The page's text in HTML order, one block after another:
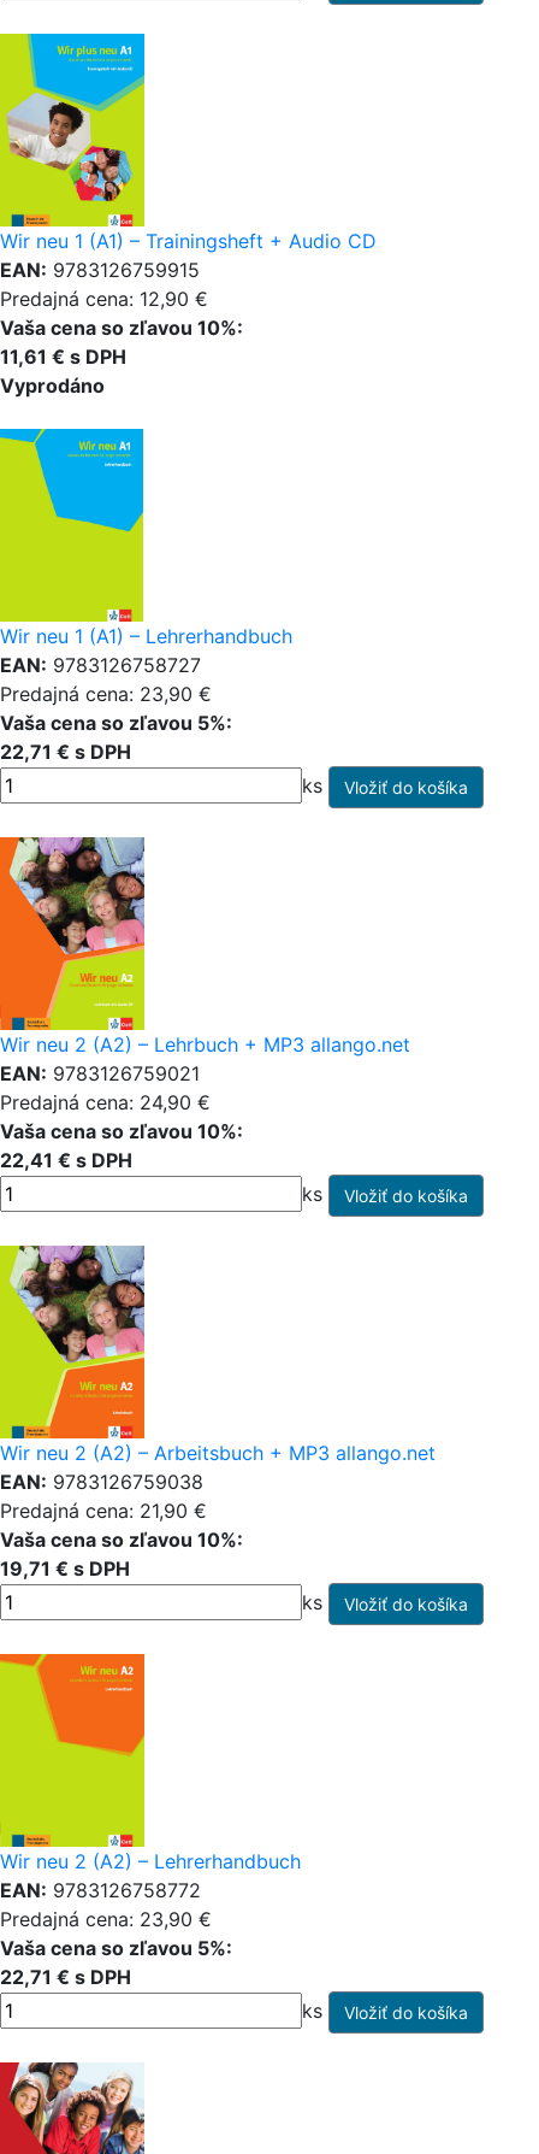
Wir neu 1 (A1) – Trainingsheft + Audio CD
EAN: 9783126759915
Predajná cena: 12,90 €
Vaša cena so zľavou 10%:
11,61 € s DPH
Vyprodáno
Wir neu 1 (A1) – Lehrerhandbuch
EAN: 9783126758727
Predajná cena: 23,90 €
Vaša cena so zľavou 5%:
22,71 € s DPH
ks
Wir neu 2 (A2) – Lehrbuch + MP3 allango.net
EAN: 9783126759021
Predajná cena: 24,90 €
Vaša cena so zľavou 10%:
22,41 € s DPH
ks
Wir neu 2 (A2) – Arbeitsbuch + MP3 allango.net
EAN: 9783126759038
Predajná cena: 21,90 €
Vaša cena so zľavou 10%:
19,71 € s DPH
ks
Wir neu 2 (A2) – Lehrerhandbuch
EAN: 9783126758772
Predajná cena: 23,90 €
Vaša cena so zľavou 5%:
22,71 € s DPH
ks